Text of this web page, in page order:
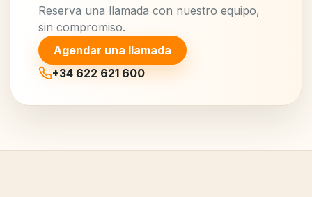
Reserva una llamada con nuestro equipo,
sin compromiso.
Agendar una llamada
+34 622 621 600